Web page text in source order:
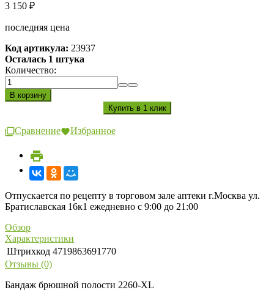
3 150 ₽
последняя цена
Код артикула: 23937
Осталась 1 штука
Количество:
Сравнение Избранное
Отпускается по рецепту в торговом зале аптеки г.Москва ул.
Братиславская 16к1 ежедневно с 9:00 до 21:00
Обзор
Характеристики
Штрихкод 4719863691770
Отзывы (0)
Бандаж брюшной полости 2260-XL